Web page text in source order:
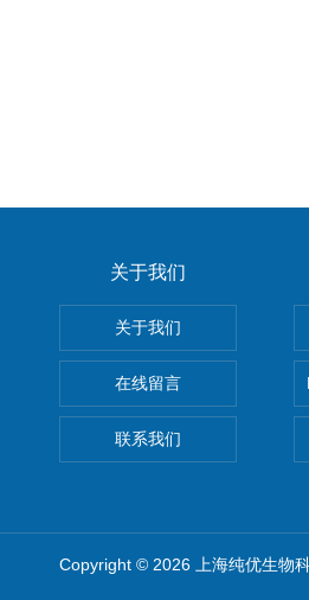
关于我们
关于我们
在线留言
联系我们
Copyright © 2026 上海纯优生物